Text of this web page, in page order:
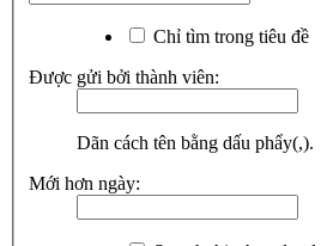
Chỉ tìm trong tiêu đề
Được gửi bởi thành viên:
Dãn cách tên bằng dấu phẩy(,).
Mới hơn ngày: